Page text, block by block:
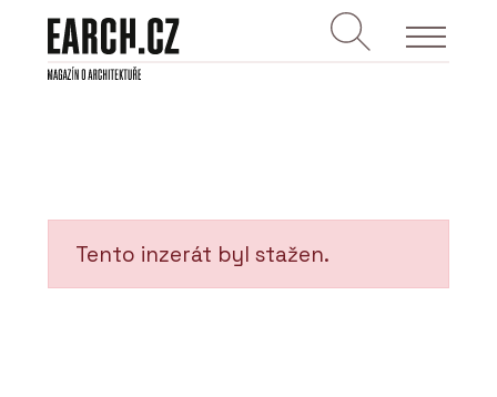
Tento inzerát byl stažen.